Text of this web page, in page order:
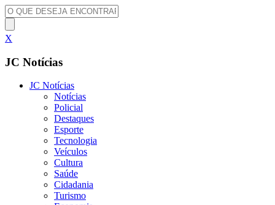
X
JC Notícias
JC Notícias
Notícias
Policial
Destaques
Esporte
Tecnologia
Veículos
Cultura
Saúde
Cidadania
Turismo